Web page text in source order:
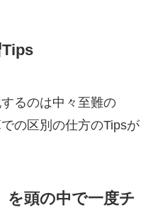
るのは中々至難の
の区別の仕方のTipsが
頭の中で一度チ